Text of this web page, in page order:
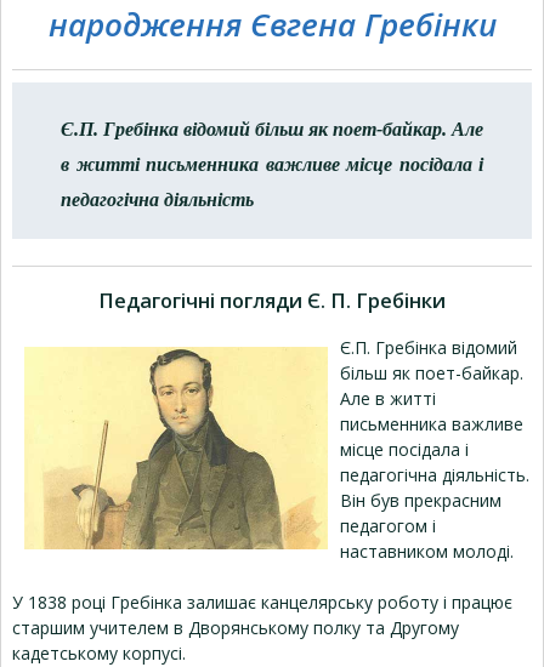
народження Євгена Гребінки
Є.П. Гребінка відомий більш як поет-байкар. Але
в житті письменника важливе місце посідала і
педагогічна діяльність
Педагогічні погляди Є. П. Гребінки
Є.П. Гребінка відомий
більш як поет-байкар.
Але в житті
письменника важливе
місце посідала і
педагогічна діяльність.
Він був прекрасним
педагогом і
наставником молоді.
У 1838 році Гребінка залишає канцелярську роботу і працює
старшим учителем в Дворянському полку та Другому
кадетському корпусі.